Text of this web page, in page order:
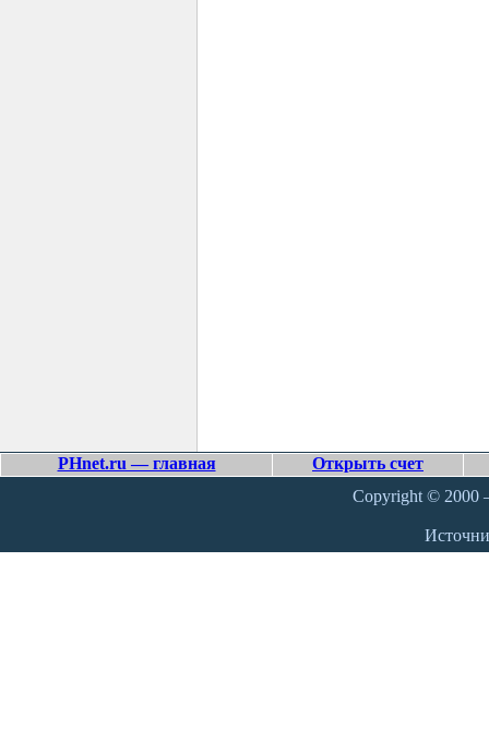
PHnet.ru — главная
Открыть счет
Copyright © 2000